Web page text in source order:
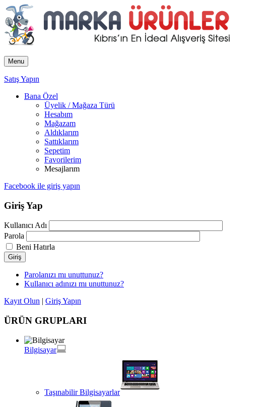
Menu
Satış Yapın
Bana Özel
Üyelik / Mağaza Türü
Hesabım
Mağazam
Aldıklarım
Sattıklarım
Sepetim
Favorilerim
Mesajlarım
Facebook ile giriş yapın
Giriş Yap
Kullanıcı Adı
Parola
Beni Hatırla
Giriş
Parolanızı mı unuttunuz?
Kullanıcı adınızı mı unuttunuz?
Kayıt Olun | Giriş Yapın
ÜRÜN GRUPLARI
Bilgisayar
Taşınabilir Bilgisayarlar